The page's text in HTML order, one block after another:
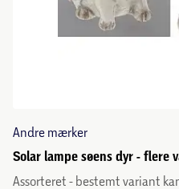
Andre mærker
Solar lampe søens dyr - flere
Assorteret - bestemt variant